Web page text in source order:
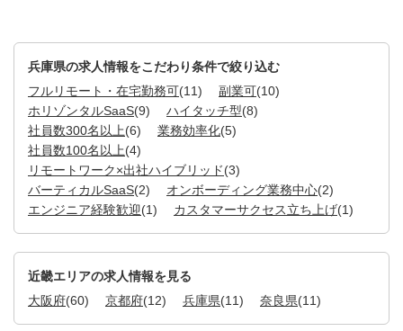
兵庫県の求人情報をこだわり条件で絞り込む
フルリモート・在宅勤務可(11) 副業可(10)
ホリゾンタルSaaS(9) ハイタッチ型(8)
社員数300名以上(6) 業務効率化(5)
社員数100名以上(4)
リモートワーク×出社ハイブリッド(3)
バーティカルSaaS(2) オンボーディング業務中心(2)
エンジニア経験歓迎(1) カスタマーサクセス立ち上げ(1)
近畿エリアの求人情報を見る
大阪府(60) 京都府(12) 兵庫県(11) 奈良県(11)